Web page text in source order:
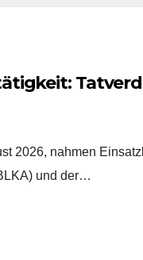
2026, nahmen
und der…